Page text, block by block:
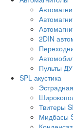
2DIN
Пульты
SPL акустика
Твитеры
Мидбасы